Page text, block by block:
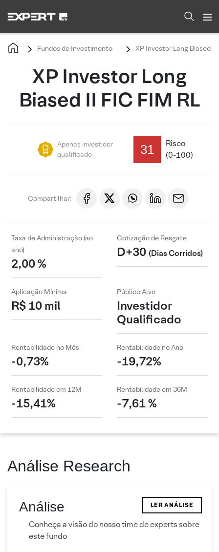
Fundos de Investimento XP Investor Long Biased II
XP Investor Long
Biased II FIC FIM RL
Apenas investidor
qualificado
31
Risco
(0-100)
Compartilhar:
Taxa de Administração (ao
ano)
2,00 %
Cotização de Resgate
D+30 (Dias Corridos)
Aplicação Mínima
R$ 10 mil
Público Alvo
Investidor
Qualificado
Rentabilidade no Mês
-0,73%
Rentabilidade no Ano
-19,72%
Rentabilidade em 12M
-15,41%
Rentabilidade em 36M
-7,61 %
Análise Research
Análise
Conheça a visão do nosso time de experts sobre
este fundo
LER ANÁLISE